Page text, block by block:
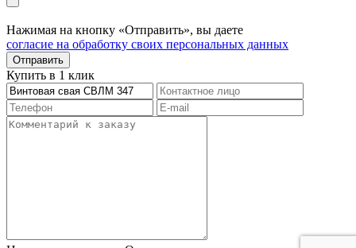
Нажимая на кнопку «Отправить», вы даете
согласие на обработку своих персональных данных
Отправить
Купить в 1 клик